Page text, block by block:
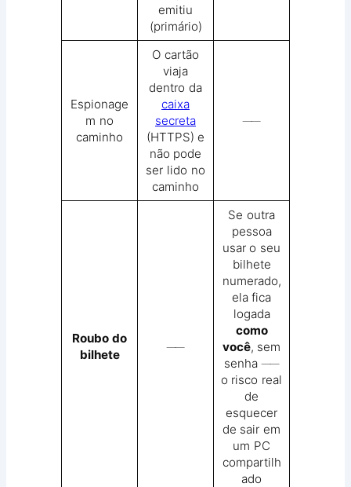
emitiu
(primário)
Espionage
m no
caminho
O cartão
viaja
dentro da
caixa
secreta
(HTTPS) e
não pode
ser lido no
caminho
──
Roubo do
bilhete
──
Se outra
pessoa
usar o seu
bilhete
numerado,
ela fica
logada
como
você, sem
senha ──
o risco real
de
esquecer
de sair em
um PC
compartilh
ado